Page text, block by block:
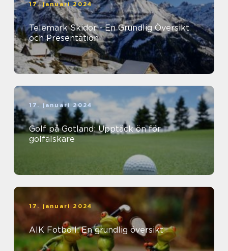
17. januari 2024
Telemark Skidor - En Grundlig Översikt
och Presentation
17. januari 2024
Golf på Gotland: Upptäck ön för
golfälskare
17. januari 2024
AIK Fotboll: En grundlig översikt